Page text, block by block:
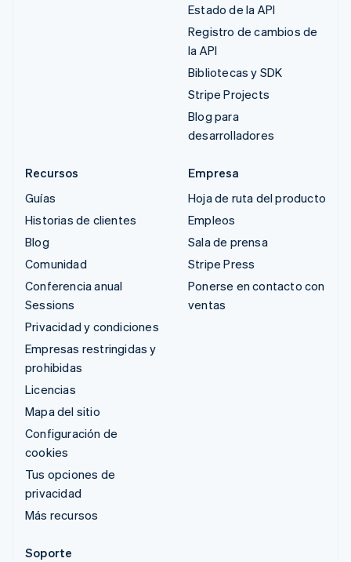
Estado de la API
Registro de cambios de
la API
Bibliotecas y SDK
Stripe Projects
Blog para
desarrolladores
Recursos
Guías
Historias de clientes
Blog
Comunidad
Conferencia anual
Sessions
Privacidad y condiciones
Empresas restringidas y
prohibidas
Licencias
Mapa del sitio
Configuración de
cookies
Tus opciones de
privacidad
Más recursos
Empresa
Hoja de ruta del producto
Empleos
Sala de prensa
Stripe Press
Ponerse en contacto con
ventas
Soporte